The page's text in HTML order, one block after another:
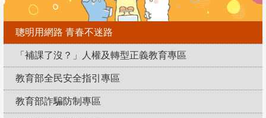
聰明用網路 青春不迷路
「補課了沒？」人權及轉型正義教育專區
教育部全民安全指引專區
教育部詐騙防制專區